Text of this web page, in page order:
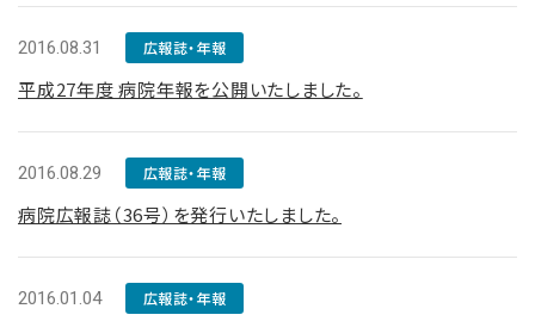
2016.08.31 広報誌・年報
平成27年度 病院年報を公開いたしました。
2016.08.29 広報誌・年報
病院広報誌（36号）を発行いたしました。
2016.01.04 広報誌・年報